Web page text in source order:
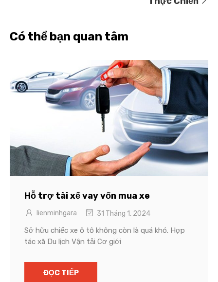
Có thể bạn quan tâm
Hỗ trợ tài xế vay vốn mua xe
lienminhgara 31 Tháng 1, 2024
Sở hữu chiếc xe ô tô không còn là quá khó. Hợp
tác xã Du lịch Vận tải Cơ giới
ĐỌC TIẾP